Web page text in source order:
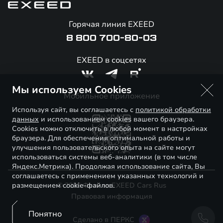
Калькулятор обмена / Trade-in
Специальные предложения
Корпоративным клиентам
Официальные дилеры
Гарантия EXEED
Помощь на дорогах
Знаковые клиенты EXEED
Контакты
Горячая линия EXEED
8 800 700-80-03
EXEED в соцсетях
Мобильное приложение
© 2026 Филиал EXEED Cars Rus
Правовая информация
Сделано в ПЕРКС
Мы используем Cookies
Используя сайт, вы соглашаетесь с политикой обработки
данных и использованием cookies вашего браузера.
Cookies можно отключить в любой момент в настройках
браузера. Для обеспечения оптимальной работы и
улучшения пользовательского опыта на сайте могут
использоваться системы веб-аналитики (в том числе
Яндекс.Метрика). Продолжая использование сайта, Вы
соглашаетесь с применением указанных технологий и
размещением cookie-файлов.
Понятно